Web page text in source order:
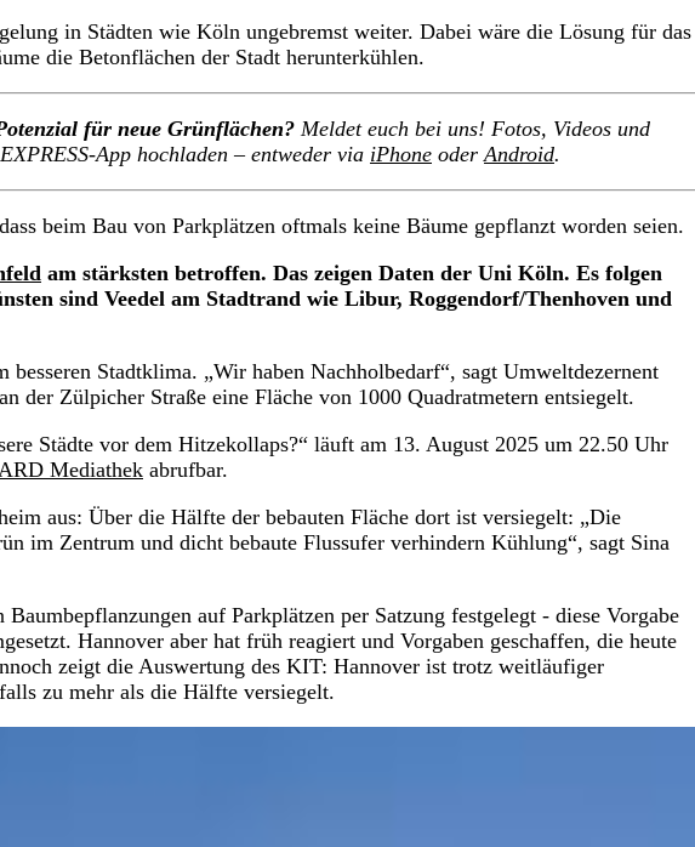
in Städten wie Köln ungebremst weiter. Dabei wäre die Lösung für das
die Betonflächen der Stadt herunterkühlen.
für neue Grünflächen? Meldet euch bei uns! Fotos, Videos und
App hochladen – entweder via iPhone oder Android.
beim Bau von Parkplätzen oftmals keine Bäume gepflanzt worden seien.
am stärksten betroffen. Das zeigen Daten der Uni Köln. Es folgen
sind Veedel am Stadtrand wie Libur, Roggendorf/Thenhoven und
Stadtklima. „Wir haben Nachholbedarf“, sagt Umweltdezernent
Zülpicher Straße eine Fläche von 1000 Quadratmetern entsiegelt.
Städte vor dem Hitzekollaps?“ läuft am 13. August 2025 um 22.50 Uhr
ARD Mediathek abrufbar.
aus: Über die Hälfte der bebauten Fläche dort ist versiegelt: „Die
im Zentrum und dicht bebaute Flussufer verhindern Kühlung“, sagt Sina
auf Parkplätzen per Satzung festgelegt - diese Vorgabe
Hannover aber hat früh reagiert und Vorgaben geschaffen, die heute
zeigt die Auswertung des KIT: Hannover ist trotz weitläufiger
zu mehr als die Hälfte versiegelt.